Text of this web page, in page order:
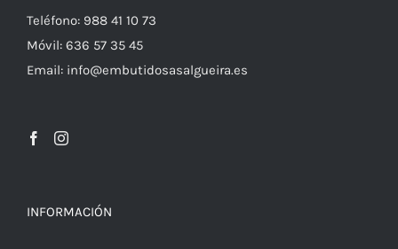
Teléfono: 988 41 10 73
Móvil: 636 57 35 45
Email: info@embutidosasalgueira.es
INFORMACIÓN